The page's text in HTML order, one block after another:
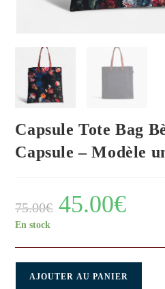
Capsule Tote Bag
Capsule – Modèle
75.00€ 45.00€
En stock
AJOUTER AU PANIER